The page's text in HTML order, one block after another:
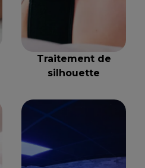
Traitement de
silhouette